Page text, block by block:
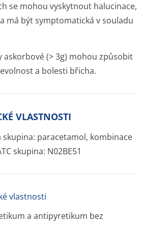
se mohou vyskytnout halucinace,
má být symptomatická v souladu
askorbové (> 3g) mohou způsobit
a bolesti břicha.
VLASTNOSTI
paracetamol, kombinace
skupina: N02BE51
vlastnosti
a antipyretikum bez